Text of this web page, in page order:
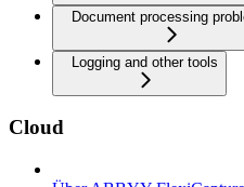
Document processing
Logging and other tools
Cloud